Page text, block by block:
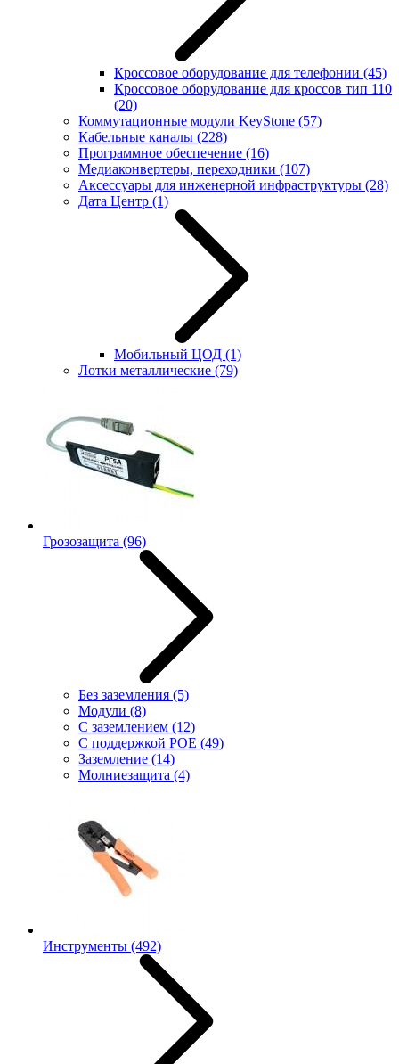
Кроссовое оборудование для телефонии (45)
Кроссовое оборудование для кроссов тип 110
(20)
Коммутационные модули KeyStone (57)
Кабельные каналы (228)
Программное обеспечение (16)
Медиаконвертеры, переходники (107)
Аксессуары для инженерной инфраструктуры (28)
Дата Центр (1)
Мобильный ЦОД (1)
Лотки металлические (79)
Грозозащита (96)
Без заземления (5)
Модули (8)
С заземлением (12)
С поддержкой POE (49)
Заземление (14)
Молниезащита (4)
Инструменты (492)